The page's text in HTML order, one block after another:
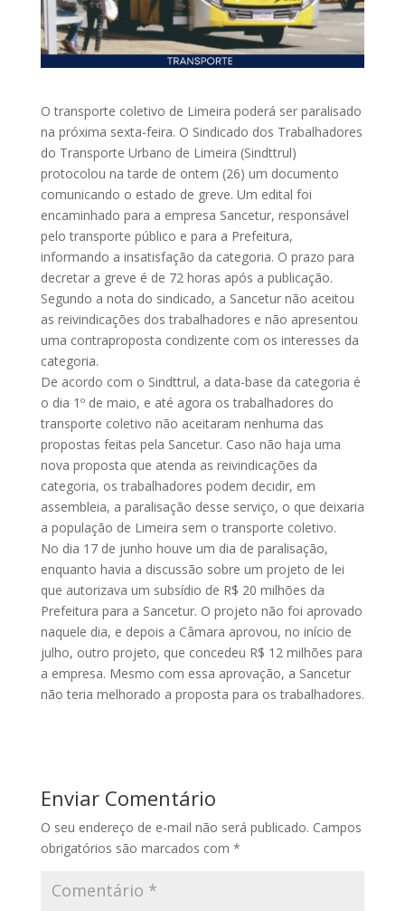
O transporte coletivo de Limeira poderá ser paralisado
na próxima sexta-feira. O Sindicado dos Trabalhadores
do Transporte Urbano de Limeira (Sindttrul)
protocolou na tarde de ontem (26) um documento
comunicando o estado de greve. Um edital foi
encaminhado para a empresa Sancetur, responsável
pelo transporte público e para a Prefeitura,
informando a insatisfação da categoria. O prazo para
decretar a greve é de 72 horas após a publicação.
Segundo a nota do sindicado, a Sancetur não aceitou
as reivindicações dos trabalhadores e não apresentou
uma contraproposta condizente com os interesses da
categoria.
De acordo com o Sindttrul, a data-base da categoria é
o dia 1º de maio, e até agora os trabalhadores do
transporte coletivo não aceitaram nenhuma das
propostas feitas pela Sancetur. Caso não haja uma
nova proposta que atenda as reivindicações da
categoria, os trabalhadores podem decidir, em
assembleia, a paralisação desse serviço, o que deixaria
a população de Limeira sem o transporte coletivo.
No dia 17 de junho houve um dia de paralisação,
enquanto havia a discussão sobre um projeto de lei
que autorizava um subsídio de R$ 20 milhões da
Prefeitura para a Sancetur. O projeto não foi aprovado
naquele dia, e depois a Câmara aprovou, no início de
julho, outro projeto, que concedeu R$ 12 milhões para
a empresa. Mesmo com essa aprovação, a Sancetur
não teria melhorado a proposta para os trabalhadores.
Enviar Comentário
O seu endereço de e-mail não será publicado. Campos
obrigatórios são marcados com *